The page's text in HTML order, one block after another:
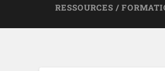
RESSOURCES /